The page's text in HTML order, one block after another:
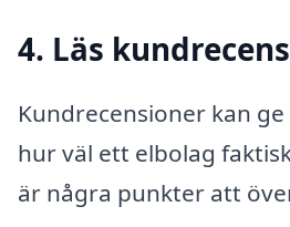
4. Läs
Kundrecensioner kan
hur väl ett elbolag
är några punkter att